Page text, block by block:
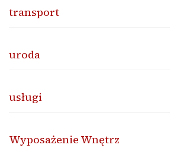
transport
uroda
usługi
Wyposażenie Wnętrz